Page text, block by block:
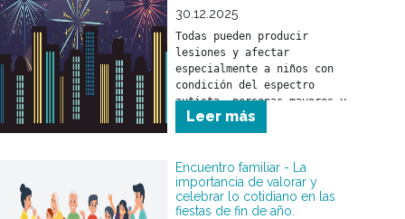
30.12.2025
Todas pueden producir
lesiones y afectar
especialmente a niños con
condición del espectro
autista, personas mayores y
animales.
Leer más
Encuentro familiar - La
importancia de valorar y
celebrar lo cotidiano en las
fiestas de fin de año.